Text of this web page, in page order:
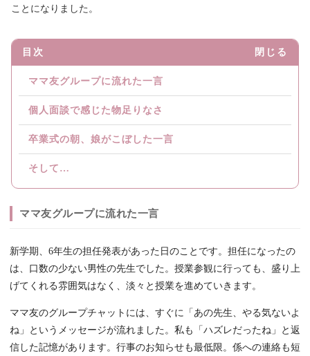
ことになりました。
目次 閉じる
ママ友グループに流れた一言
個人面談で感じた物足りなさ
卒業式の朝、娘がこぼした一言
そして…
ママ友グループに流れた一言
新学期、6年生の担任発表があった日のことです。担任になったの
は、口数の少ない男性の先生でした。授業参観に行っても、盛り上
げてくれる雰囲気はなく、淡々と授業を進めていきます。
ママ友のグループチャットには、すぐに「あの先生、やる気ないよ
ね」というメッセージが流れました。私も「ハズレだったね」と返
信した記憶があります。行事のお知らせも最低限。係への連絡も短